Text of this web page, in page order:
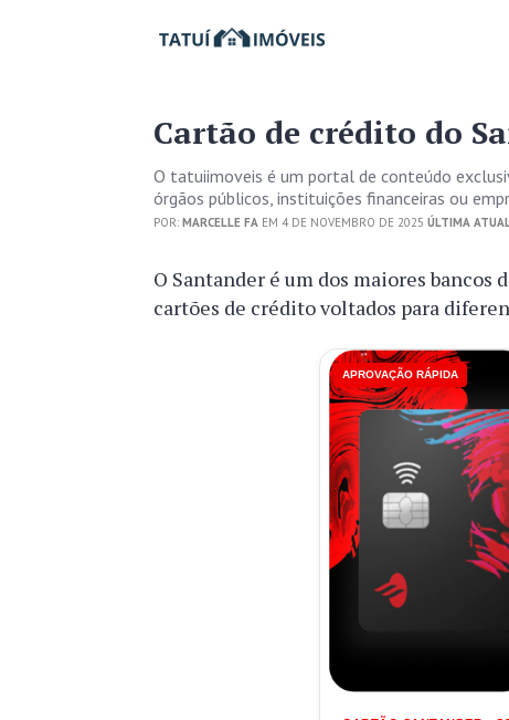
Cartão de crédito do
O tatuiimoveis é um portal de conteúdo
órgãos públicos, instituições financeiras ou
POR: MARCELLE FAEM 4 DE NOVEMBRO DE 2025 ÚLTIMA
O Santander é um dos maiores bancos
cartões de crédito voltados para
APROVAÇÃO RÁPIDA